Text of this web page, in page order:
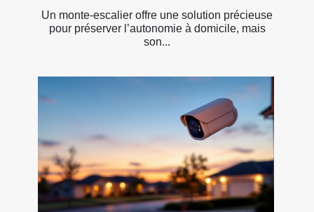
Un monte-escalier offre une solution précieuse
pour préserver l’autonomie à domicile, mais
son...